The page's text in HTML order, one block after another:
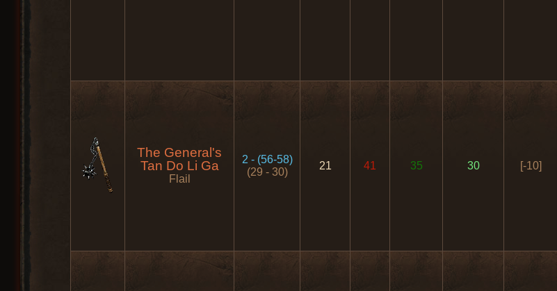
The General's
Tan Do Li Ga
Flail
2 - (56-58)
(29 - 30)
21 41 35 30 [-10]